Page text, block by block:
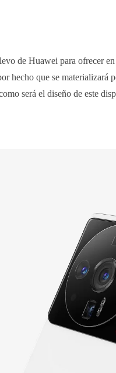
de Huawei para ofrecer
hecho que se materializará
será el diseño de este